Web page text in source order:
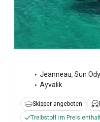
Jeanneau, Sun
Ayvalik
Skipper angeboten
Treibstoff im Preis